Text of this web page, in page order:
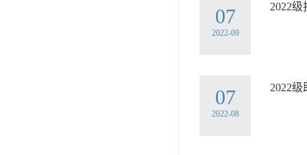
07
2022-09
2022
07
2022-08
2022